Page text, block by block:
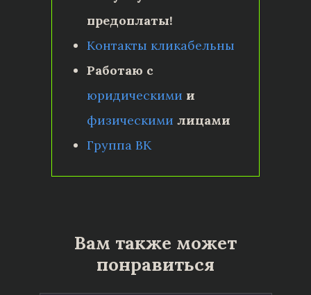
предоплаты!
Контакты кликабельны
Работаю с
юридическими и
физическими лицами
Группа ВК
Вам также может
понравиться